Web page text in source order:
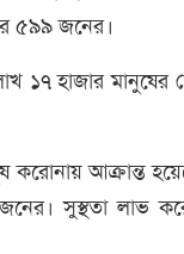
৫৯৯ জনের।
১৭ হাজার মানুষের
করোনায় আক্রান্ত
সুস্থতা লাভ